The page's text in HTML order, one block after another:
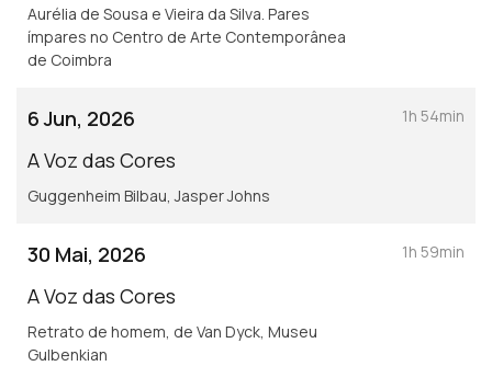
Aurélia de Sousa e Vieira da Silva. Pares
ímpares no Centro de Arte Contemporânea
de Coimbra
6 Jun, 2026
A Voz das Cores
Guggenheim Bilbau, Jasper Johns
1h 54min
30 Mai, 2026
A Voz das Cores
Retrato de homem, de Van Dyck, Museu
Gulbenkian
1h 59min